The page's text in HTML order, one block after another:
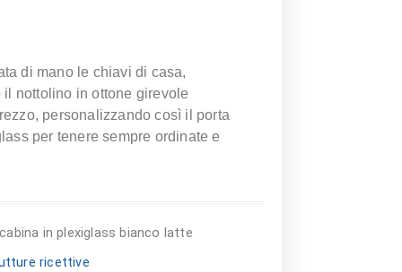
di mano le chiavi di casa,
il nottolino in ottone girevole
personalizzando così il porta
per tenere sempre ordinate e
in plexiglass bianco latte
ricettive